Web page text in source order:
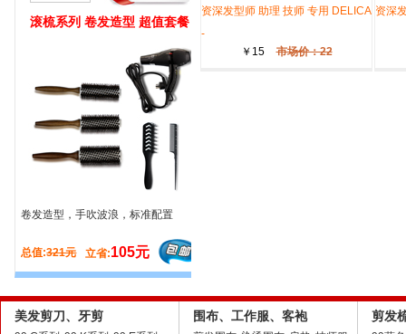
滚梳系列 卷发造型 超值套餐
卷发造型，手吹波浪，标准配置
总值:321元 立省:105元
701 尖尾梳 - DELICA -
资深发型师 助理 技师 专用 DELICA
-
￥15
市场价：22
701
资深
美发剪刀、牙剪 围布、工作服、客袍 剪发